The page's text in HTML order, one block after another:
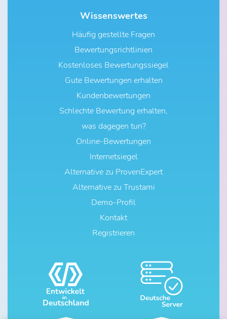
Wissenswertes
Häufig gestellte Fragen
Bewertungsrichtlinien
Kostenloses Bewertungssiegel
Gute Bewertungen erhalten
Kundenbewertungen
Schlechte Bewertung erhalten,
was dagegen tun?
Online-Bewertungen
Internetsiegel
Alternative zu ProvenExpert
Alternative zu Trustami
Demo-Profil
Kontakt
Registrieren